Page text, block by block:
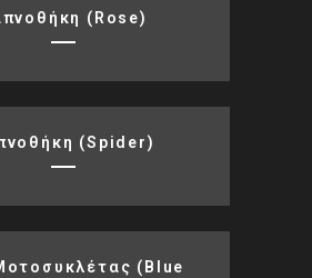
(rose)
(spider)
(blue